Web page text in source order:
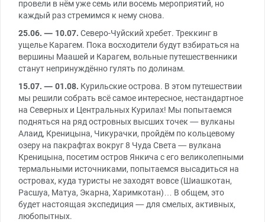
провели в нём уже семь или восемь мероприятий, но
каждый раз стремимся к нему снова.
25.06. — 10.07. Северо-Чуйский хребет. Треккинг в
ущелье Карагем. Пока восходители будут взбираться на
вершины Маашей и Карагем, вольные путешественники
станут непринуждённо гулять по долинам.
15.07. — 01.08. Курильские острова. В этом путешествии
мы решили собрать всё самое интересное, нестандартное
на Северных и Центральных Курилах! Мы попытаемся
подняться на ряд островных высших точек — вулканы
Алаид, Креницына, Чикурачки, пройдём по кольцевому
озеру на пакрафтах вокруг 8 Чуда Света — вулкана
Креницына, посетим остров Янкича с его великолепными
термальными источниками, попытаемся высадиться на
островах, куда туристы не заходят вовсе (Шиашкотан,
Расшуа, Матуа, Экарна, Харимкотан)… В общем, это
будет настоящая экспедиция — для смелых, активных,
любопытных.